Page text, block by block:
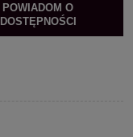
POWIADOM O
DOSTĘPNOŚCI